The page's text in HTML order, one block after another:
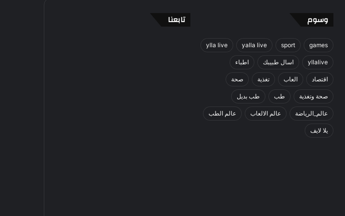
وسوم
games
sport
yalla live
ylla live
yllalive اسال طبيبك اطباء
اقتصاد العاب تغذية صحة
صحة وتغذية طب طب بديل
عالم_الرياضة عالم الالعاب عالم الطب
يلا لايف
تابعنا